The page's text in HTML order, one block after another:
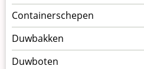
Containerschepen
Duwbakken
Duwboten